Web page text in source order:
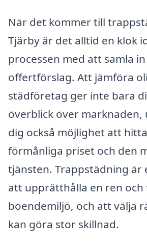
När det kommer till
Tjärby är det alltid en klok
processen med att samla
offertförslag. Att jämföra
städföretag ger inte bara
överblick över
dig också möjlighet att
förmånliga priset och den
tjänsten. Trappstädning är
att upprätthålla en ren och
boendemiljö, och att välja
kan göra stor skillnad.